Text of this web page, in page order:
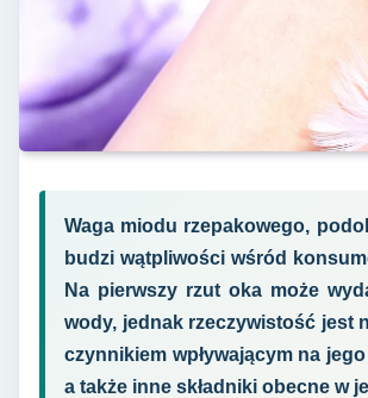
Waga miodu rzepakowego,
budzi wątpliwości wśród
Na pierwszy rzut oka może
wody, jednak rzeczywistość jest
czynnikiem wpływającym na
a także inne składniki obecne w